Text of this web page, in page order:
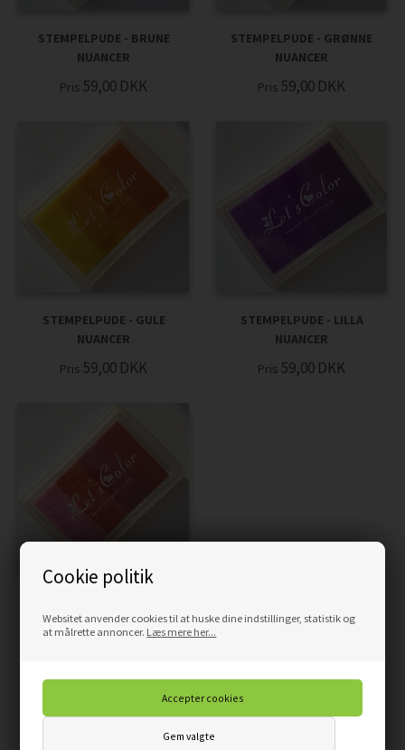
Cookie politik
Websitet anvender cookies til at huske dine indstillinger, statistik og
at målrette annoncer. Læs mere her...
STEMPELPUDE - BRUNE
NUANCER
Pris 59,00 DKK
STEMPELPUDE - GRØNNE
NUANCER
Pris 59,00 DKK
STEMPELPUDE - GULE
NUANCER
Pris 59,00 DKK
STEMPELPUDE - LILLA
NUANCER
Pris 59,00 DKK
NUANCER